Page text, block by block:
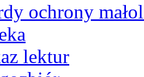
ochrony
lektur